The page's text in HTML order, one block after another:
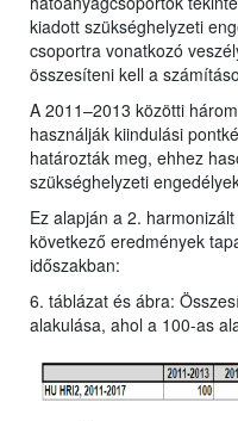
kiadott szükséghelyzeti
csoportra vonatkozó
összesíteni kell a
A 2011–2013 közötti
használják kiindulási
határozták meg, ehhez
szükséghelyzeti
Ez alapján a 2.
következő eredmények
időszakban:
6. táblázat és ábra:
alakulása, ahol a 100-as